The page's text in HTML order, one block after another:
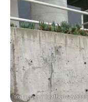
Instagram / heatherraeyoung